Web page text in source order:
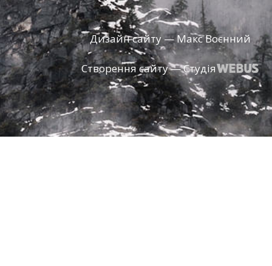
Дизайн сайту — Макс Воєнний
Створення сайту — Студія